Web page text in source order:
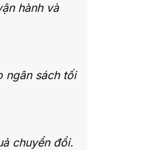
hành và
ngân sách tối
chuyển đổi.